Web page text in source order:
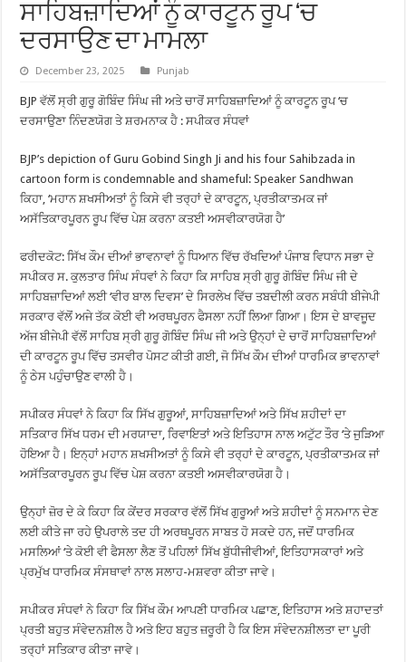
ਸਾਹਿਬਜ਼ਾਦਿਆਂ ਨੂੰ ਕਾਰਟੂਨ ਰੂਪ ‘ਚ
ਦਰਸਾਉਣ ਦਾ ਮਾਮਲਾ
December 23, 2025 Punjab
BJP ਵੱਲੋਂ ਸ੍ਰੀ ਗੁਰੂ ਗੋਬਿੰਦ ਸਿੰਘ ਜੀ ਅਤੇ ਚਾਰੋਂ ਸਾਹਿਬਜ਼ਾਦਿਆਂ ਨੂੰ ਕਾਰਟੂਨ ਰੂਪ ‘ਚ
ਦਰਸਾਉਣਾ ਨਿੰਦਣਯੋਗ ਤੇ ਸ਼ਰਮਨਾਕ ਹੈ : ਸਪੀਕਰ ਸੰਧਵਾਂ
BJP’s depiction of Guru Gobind Singh Ji and his four Sahibzada in
cartoon form is condemnable and shameful: Speaker Sandhwan
ਕਿਹਾ, ‘ਮਹਾਨ ਸ਼ਖਸੀਅਤਾਂ ਨੂੰ ਕਿਸੇ ਵੀ ਤਰ੍ਹਾਂ ਦੇ ਕਾਰਟੂਨ, ਪ੍ਰਤੀਕਾਤਮਕ ਜਾਂ
ਅਸੱਤਿਕਾਰਪੂਰਨ ਰੂਪ ਵਿੱਚ ਪੇਸ਼ ਕਰਨਾ ਕਤਈ ਅਸਵੀਕਾਰਯੋਗ ਹੈ’
ਫਰੀਦਕੋਟ: ਸਿੱਖ ਕੌਮ ਦੀਆਂ ਭਾਵਨਾਵਾਂ ਨੂੰ ਧਿਆਨ ਵਿੱਚ ਰੱਖਦਿਆਂ ਪੰਜਾਬ ਵਿਧਾਨ ਸਭਾ ਦੇ
ਸਪੀਕਰ ਸ. ਕੁਲਤਾਰ ਸਿੰਘ ਸੰਧਵਾਂ ਨੇ ਕਿਹਾ ਕਿ ਸਾਹਿਬ ਸ੍ਰੀ ਗੁਰੂ ਗੋਬਿੰਦ ਸਿੰਘ ਜੀ ਦੇ
ਸਾਹਿਬਜ਼ਾਦਿਆਂ ਲਈ ‘ਵੀਰ ਬਾਲ ਦਿਵਸ’ ਦੇ ਸਿਰਲੇਖ ਵਿੱਚ ਤਬਦੀਲੀ ਕਰਨ ਸਬੰਧੀ ਬੀਜੇਪੀ
ਸਰਕਾਰ ਵੱਲੋਂ ਅਜੇ ਤੱਕ ਕੋਈ ਵੀ ਅਰਥਪੂਰਨ ਫੈਸਲਾ ਨਹੀਂ ਲਿਆ ਗਿਆ। ਇਸ ਦੇ ਬਾਵਜੂਦ
ਅੱਜ ਬੀਜੇਪੀ ਵੱਲੋਂ ਸਾਹਿਬ ਸ੍ਰੀ ਗੁਰੂ ਗੋਬਿੰਦ ਸਿੰਘ ਜੀ ਅਤੇ ਉਨ੍ਹਾਂ ਦੇ ਚਾਰੋਂ ਸਾਹਿਬਜ਼ਾਦਿਆਂ
ਦੀ ਕਾਰਟੂਨ ਰੂਪ ਵਿੱਚ ਤਸਵੀਰ ਪੋਸਟ ਕੀਤੀ ਗਈ, ਜੋ ਸਿੱਖ ਕੌਮ ਦੀਆਂ ਧਾਰਮਿਕ ਭਾਵਨਾਵਾਂ
ਨੂੰ ਠੇਸ ਪਹੁੰਚਾਉਣ ਵਾਲੀ ਹੈ।
ਸਪੀਕਰ ਸੰਧਵਾਂ ਨੇ ਕਿਹਾ ਕਿ ਸਿੱਖ ਗੁਰੂਆਂ, ਸਾਹਿਬਜ਼ਾਦਿਆਂ ਅਤੇ ਸਿੱਖ ਸ਼ਹੀਦਾਂ ਦਾ
ਸਤਿਕਾਰ ਸਿੱਖ ਧਰਮ ਦੀ ਮਰਯਾਦਾ, ਰਿਵਾਇਤਾਂ ਅਤੇ ਇਤਿਹਾਸ ਨਾਲ ਅਟੁੱਟ ਤੌਰ ‘ਤੇ ਜੁੜਿਆ
ਹੋਇਆ ਹੈ। ਇਨ੍ਹਾਂ ਮਹਾਨ ਸ਼ਖਸੀਅਤਾਂ ਨੂੰ ਕਿਸੇ ਵੀ ਤਰ੍ਹਾਂ ਦੇ ਕਾਰਟੂਨ, ਪ੍ਰਤੀਕਾਤਮਕ ਜਾਂ
ਅਸੱਤਿਕਾਰਪੂਰਨ ਰੂਪ ਵਿੱਚ ਪੇਸ਼ ਕਰਨਾ ਕਤਈ ਅਸਵੀਕਾਰਯੋਗ ਹੈ।
ਉਨ੍ਹਾਂ ਜ਼ੋਰ ਦੇ ਕੇ ਕਿਹਾ ਕਿ ਕੇਂਦਰ ਸਰਕਾਰ ਵੱਲੋਂ ਸਿੱਖ ਗੁਰੂਆਂ ਅਤੇ ਸ਼ਹੀਦਾਂ ਨੂੰ ਸਨਮਾਨ ਦੇਣ
ਲਈ ਕੀਤੇ ਜਾ ਰਹੇ ਉਪਰਾਲੇ ਤਦ ਹੀ ਅਰਥਪੂਰਨ ਸਾਬਤ ਹੋ ਸਕਦੇ ਹਨ, ਜਦੋਂ ਧਾਰਮਿਕ
ਮਸਲਿਆਂ ‘ਤੇ ਕੋਈ ਵੀ ਫੈਸਲਾ ਲੈਣ ਤੋਂ ਪਹਿਲਾਂ ਸਿੱਖ ਬੁੱਧੀਜੀਵੀਆਂ, ਇਤਿਹਾਸਕਾਰਾਂ ਅਤੇ
ਪ੍ਰਮੁੱਖ ਧਾਰਮਿਕ ਸੰਸਥਾਵਾਂ ਨਾਲ ਸਲਾਹ-ਮਸ਼ਵਰਾ ਕੀਤਾ ਜਾਵੇ।
ਸਪੀਕਰ ਸੰਧਵਾਂ ਨੇ ਕਿਹਾ ਕਿ ਸਿੱਖ ਕੌਮ ਆਪਣੀ ਧਾਰਮਿਕ ਪਛਾਣ, ਇਤਿਹਾਸ ਅਤੇ ਸ਼ਹਾਦਤਾਂ
ਪ੍ਰਤੀ ਬਹੁਤ ਸੰਵੇਦਨਸ਼ੀਲ ਹੈ ਅਤੇ ਇਹ ਬਹੁਤ ਜ਼ਰੂਰੀ ਹੈ ਕਿ ਇਸ ਸੰਵੇਦਨਸ਼ੀਲਤਾ ਦਾ ਪੂਰੀ
ਤਰ੍ਹਾਂ ਸਤਿਕਾਰ ਕੀਤਾ ਜਾਵੇ।